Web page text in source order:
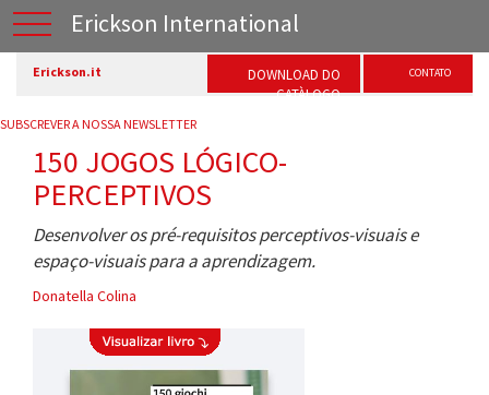
Erickson International
Erickson.it
DOWNLOAD DO
CATÀLOGO
CONTATO
SUBSCREVER A NOSSA NEWSLETTER
150 JOGOS LÓGICO-
PERCEPTIVOS
Desenvolver os pré-requisitos perceptivos-visuais e
espaço-visuais para a aprendizagem.
Donatella Colina